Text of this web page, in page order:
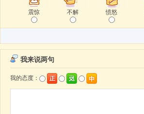
震惊 不解 愤怒